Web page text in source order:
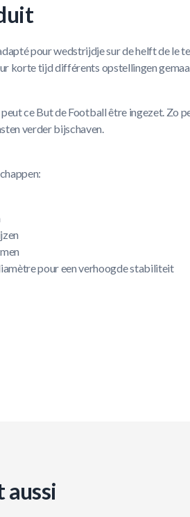
pour wedstrijdje sur de helft de le
korte tijd différents opstellingen
ce But de Football être ingezet. Zo
verder bijschaven.
pour een verhoogde stabiliteit
aussi